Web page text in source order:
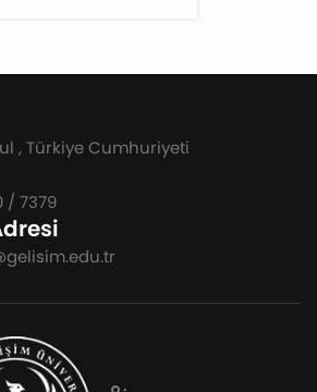
, Türkiye Cumhuriyeti
/ 7379